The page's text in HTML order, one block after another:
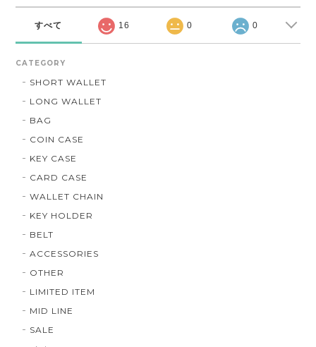
すべて 16 0 0
CATEGORY
SHORT WALLET
LONG WALLET
BAG
COIN CASE
KEY CASE
CARD CASE
WALLET CHAIN
KEY HOLDER
BELT
ACCESSORIES
OTHER
LIMITED ITEM
MID LINE
SALE